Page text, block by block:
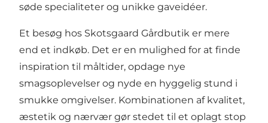
søde specialiteter og unikke gaveidéer.
Et besøg hos Skotsgaard Gårdbutik er mere
end et indkøb. Det er en mulighed for at finde
inspiration til måltider, opdage nye
smagsoplevelser og nyde en hyggelig stund i
smukke omgivelser. Kombinationen af kvalitet,
æstetik og nærvær gør stedet til et oplagt stop